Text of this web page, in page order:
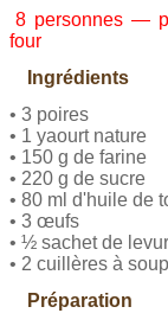
8 personnes —
four
Ingrédients
• 3 poires
• 1 yaourt nature
• 150 g de farine
• 220 g de sucre
• 80 ml d'huile de
• 3 œufs
• ½ sachet de
• 2 cuillères à
Préparation